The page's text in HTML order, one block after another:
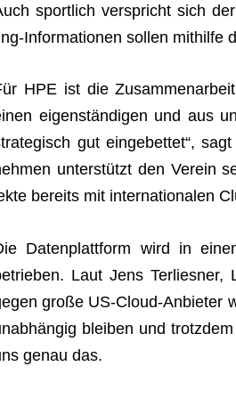
sport­lich ver­spricht sich
Infor­ma­tio­nen sol­len mit­hilfe
HPE ist die
eigen­stän­di­gen und aus
gut ein­ge­bet­tet“,
unter­stützt den Ver­ein
bereits mit inter­na­tio­na­len
Daten­platt­form wird in
Laut Jens
große US-Cloud-Anbie­ter
blei­ben und
genau das.